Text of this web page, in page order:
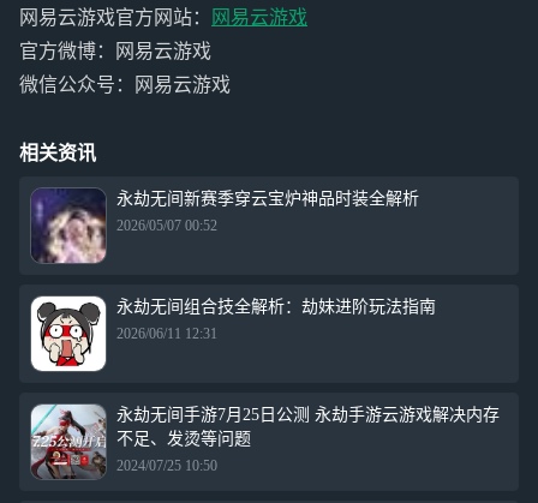
网易云游戏官方网站：
网易云游戏
官方微博：网易云游戏
微信公众号：网易云游戏
相关资讯
永劫无间新赛季穿云宝炉神品时装全解析
2026/05/07 00:52
永劫无间组合技全解析：劫妹进阶玩法指南
2026/06/11 12:31
永劫无间手游7月25日公测 永劫手游云游戏解决内存
不足、发烫等问题
2024/07/25 10:50